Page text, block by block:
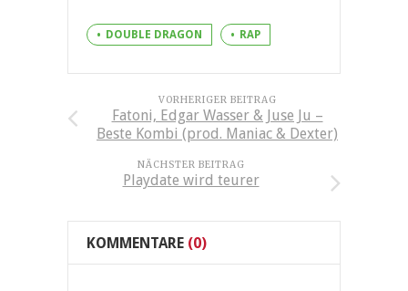
DOUBLE DRAGON RAP
VORHERIGER BEITRAG
Fatoni, Edgar Wasser & Juse Ju –
Beste Kombi (prod. Maniac & Dexter)
NÄCHSTER BEITRAG
Playdate wird teurer
KOMMENTARE (0)